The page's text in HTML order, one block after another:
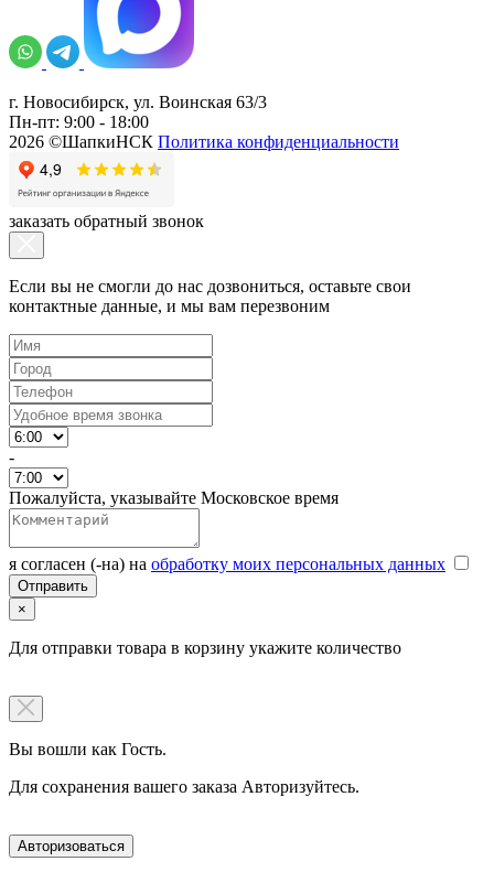
г. Новосибирск, ул. Воинская 63/3
Пн-пт: 9:00 - 18:00
2026 ©ШапкиНСК Политика конфиденциальности
заказать обратный звонок
Если вы не смогли до нас дозвониться, оставьте свои
контактные данные, и мы вам перезвоним
-
Пожалуйста, указывайте Московское время
я согласен (-на) на обработку моих персональных данных
×
Для отправки товара в корзину укажите количество
Вы вошли как Гость.
Для сохранения вашего заказа Авторизуйтесь.
Авторизоваться